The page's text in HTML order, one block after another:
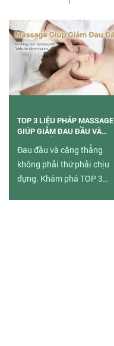
TOP 3 LIỆU PHÁP MASSAGE
GIÚP GIẢM ĐAU ĐẦU VÀ
Đau đầu và căng thẳng
không phải thứ phải chịu
đựng. Khám phá TOP 3